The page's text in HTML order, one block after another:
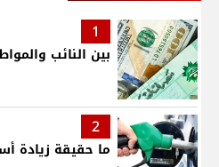
1
بين النائب
2
ما حقيقة زيادة